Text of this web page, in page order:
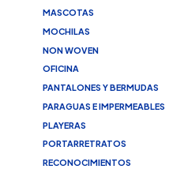
MASCOTAS
MOCHILAS
NON WOVEN
OFICINA
PANTALONES Y BERMUDAS
PARAGUAS E IMPERMEABLES
PLAYERAS
PORTARRETRATOS
RECONOCIMIENTOS